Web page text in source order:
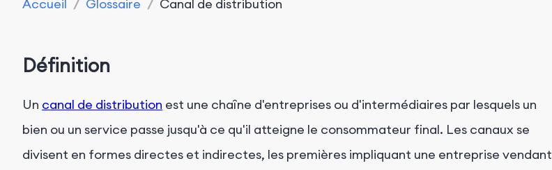
Accueil / Glossaire / Canal de distribution
Définition
Un canal de distribution est une chaîne d'entreprises ou d'intermédiaires par lesquels un
bien ou un service passe jusqu'à ce qu'il atteigne le consommateur final. Les canaux se
divisent en formes directes et indirectes, les premières impliquant une entreprise vendant